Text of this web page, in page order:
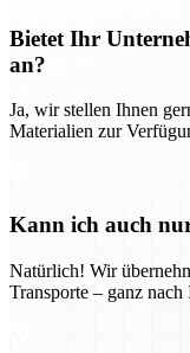
Bietet Ihr
an?
Ja, wir stellen Ihnen
Materialien zur
Kann ich auch
Natürlich! Wir
Transporte – ganz